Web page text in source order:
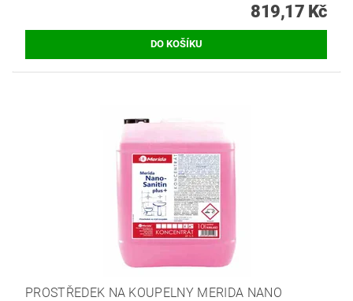
819,17 Kč
PROSTŘEDEK NA KOUPELNY MERIDA NANO